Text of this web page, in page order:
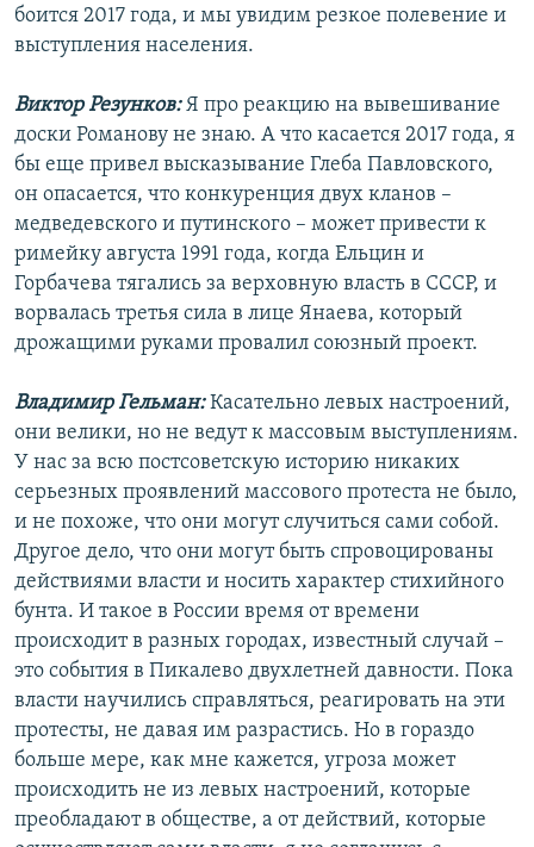
боится 2017 года, и мы увидим резкое полевение и
выступления населения.
Виктор Резунков:Я про реакцию на вывешивание
доски Романову не знаю. А что касается 2017 года, я
бы еще привел высказывание Глеба Павловского,
он опасается, что конкуренция двух кланов –
медведевского и путинского – может привести к
римейку августа 1991 года, когда Ельцин и
Горбачева тягались за верховную власть в СССР, и
ворвалась третья сила в лице Янаева, который
дрожащими руками провалил союзный проект.
Владимир Гельман:Касательно левых настроений,
они велики, но не ведут к массовым выступлениям.
У нас за всю постсоветскую историю никаких
серьезных проявлений массового протеста не было,
и не похоже, что они могут случиться сами собой.
Другое дело, что они могут быть спровоцированы
действиями власти и носить характер стихийного
бунта. И такое в России время от времени
происходит в разных городах, известный случай –
это события в Пикалево двухлетней давности. Пока
власти научились справляться, реагировать на эти
протесты, не давая им разрастись. Но в гораздо
больше мере, как мне кажется, угроза может
происходить не из левых настроений, которые
преобладают в обществе, а от действий, которые